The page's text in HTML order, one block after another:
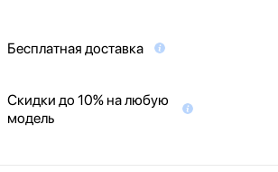
Бесплатная доставка
Скидки до 10% на любую
модель